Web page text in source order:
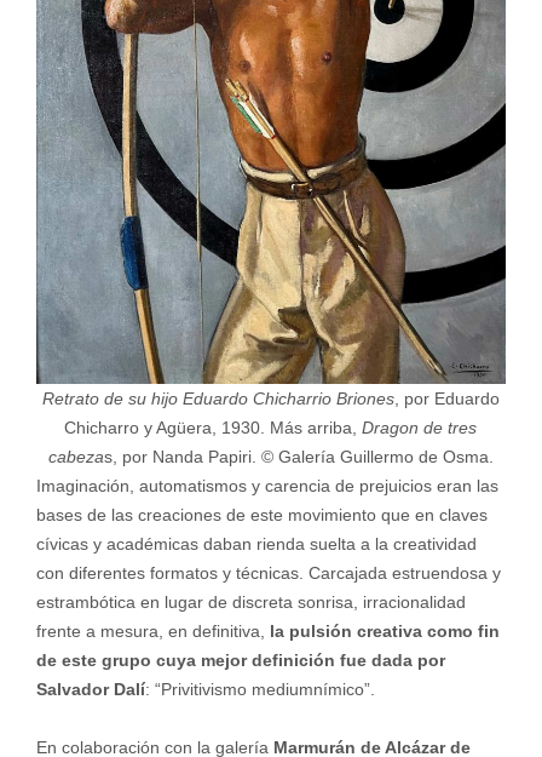
Retrato de su hijo Eduardo Chicharrio Briones, por Eduardo
Chicharro y Agüera, 1930. Más arriba,Dragon de tres
cabezas, por Nanda Papiri. © Galería Guillermo de Osma.
Imaginación, automatismos y carencia de prejuicios eran las
bases de las creaciones de este movimiento que en claves
cívicas y académicas daban rienda suelta a la creatividad
con diferentes formatos y técnicas. Carcajada estruendosa y
estrambótica en lugar de discreta sonrisa, irracionalidad
frente a mesura, en definitiva,
la pulsión creativa como fin
de este grupo cuya mejor definición fue dada por
Salvador Dalí: “Privitivismo mediumnímico”.
En colaboración con la galería Marmurán de Alcázar de